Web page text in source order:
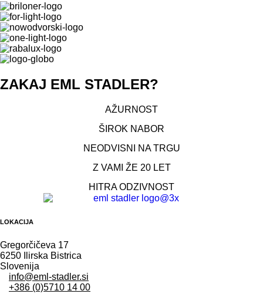
ZAKAJ EML STADLER?
AŽURNOST
ŠIROK NABOR
NEODVISNI NA TRGU
Z VAMI ŽE 20 LET
HITRA ODZIVNOST
LOKACIJA
Gregorčičeva 17
6250 Ilirska Bistrica
Slovenija
info@eml-stadler.si
+386 (0)5710 14 00